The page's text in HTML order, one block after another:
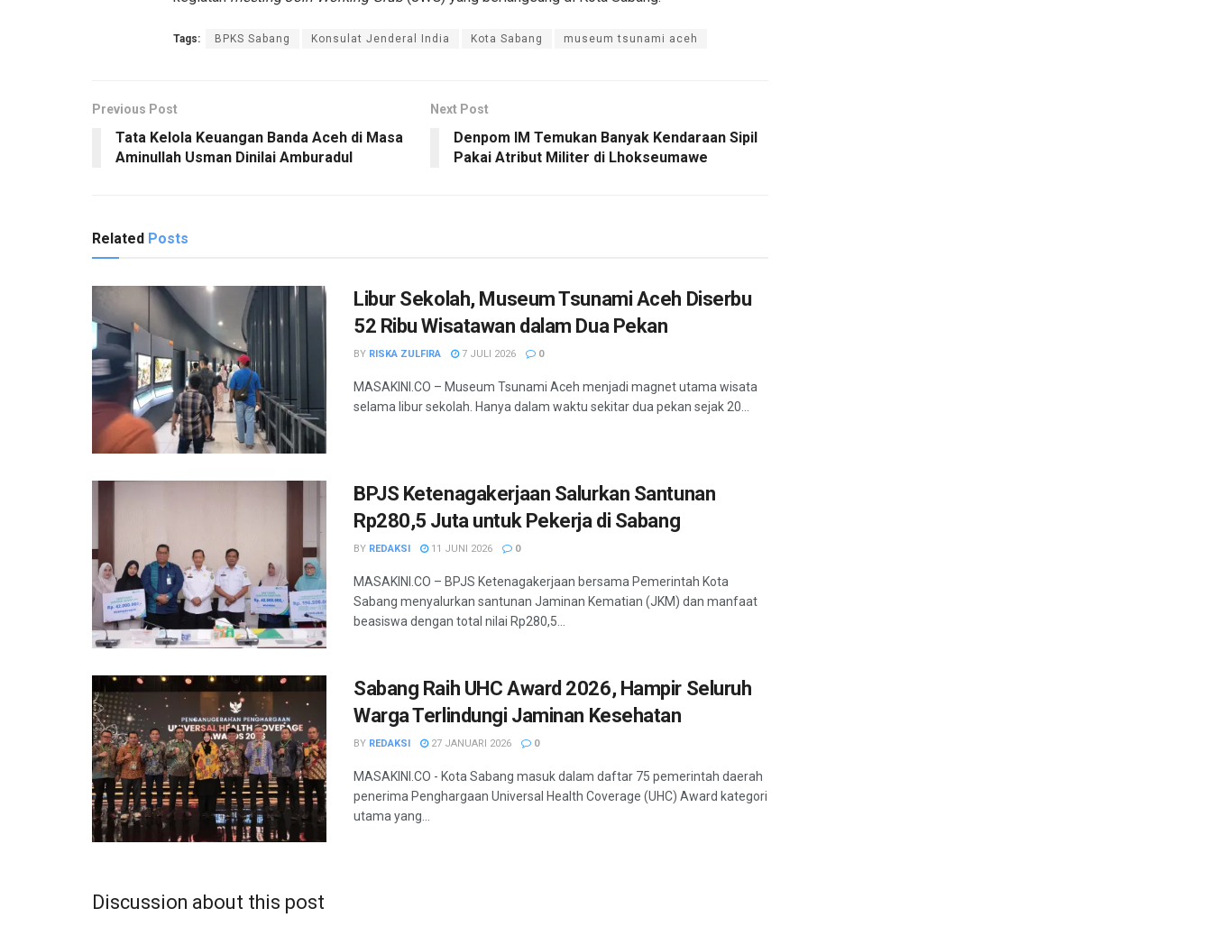
Tags: BPKS Sabang Konsulat Jenderal India Kota Sabang museum tsunami aceh
Previous Post
Tata Kelola Keuangan Banda Aceh di Masa
Aminullah Usman Dinilai Amburadul
Next Post
Denpom IM Temukan Banyak Kendaraan Sipil
Pakai Atribut Militer di Lhokseumawe
Related Posts
Libur Sekolah, Museum Tsunami Aceh Diserbu
52 Ribu Wisatawan dalam Dua Pekan
BY RISKA ZULFIRA 7 JULI 2026 0
MASAKINI.CO – Museum Tsunami Aceh menjadi magnet utama wisata
selama libur sekolah. Hanya dalam waktu sekitar dua pekan sejak 20...
BPJS Ketenagakerjaan Salurkan Santunan
Rp280,5 Juta untuk Pekerja di Sabang
BY REDAKSI 11 JUNI 2026 0
MASAKINI.CO – BPJS Ketenagakerjaan bersama Pemerintah Kota
Sabang menyalurkan santunan Jaminan Kematian (JKM) dan manfaat
beasiswa dengan total nilai Rp280,5...
Sabang Raih UHC Award 2026, Hampir Seluruh
Warga Terlindungi Jaminan Kesehatan
BY REDAKSI 27 JANUARI 2026 0
MASAKINI.CO - Kota Sabang masuk dalam daftar 75 pemerintah daerah
penerima Penghargaan Universal Health Coverage (UHC) Award kategori
utama yang...
Discussion about this post